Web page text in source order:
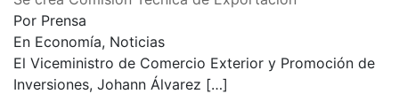
Por Prensa
En Economía, Noticias
El Viceministro de Comercio Exterior y Promoción de
Inversiones, Johann Álvarez […]